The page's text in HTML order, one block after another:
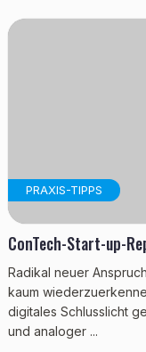
PRAXIS-TIPPS
ConTech-Start-up-
Radikal neuer
kaum
digitales Schlusslicht
und analoger ...